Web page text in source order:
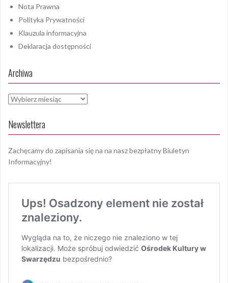
Nota Prawna
Polityka Prywatności
Klauzula informacyjna
Deklaracja dostępności
Archiwa
Archiwa
Newslettera
Zachęcamy do zapisania się na na nasz bezpłatny Biuletyn
Informacyjny!